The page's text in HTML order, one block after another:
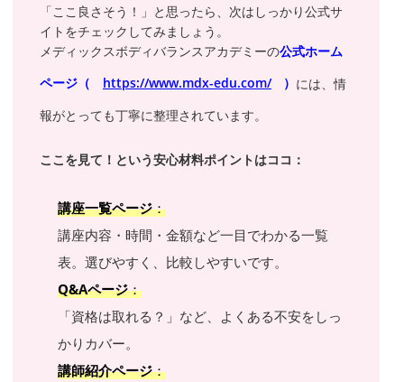
「ここ良さそう！」と思ったら、次はしっかり公式サ
イトをチェックしてみましょう。
メディックスボディバランスアカデミーの公式ホーム
ページ（
https://www.mdx-edu.com/ ） には、情
報がとっても丁寧に整理されています。
ここを見て！という安心材料ポイントはココ：
講座一覧ページ：
講座内容・時間・金額など一目でわかる一覧
表。選びやすく、比較しやすいです。
Q&Aページ：
「資格は取れる？」など、よくある不安をしっ
かりカバー。
講師紹介ページ：